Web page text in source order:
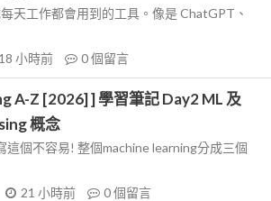
天工作都會用到的工具。像是 ChatGPT、
18 小時前 0個留言
A-Z [2026] ] 學習筆記 Day2 ML 及
概念
這個不容易! 整個machine learning分成三個
21 小時前 0個留言